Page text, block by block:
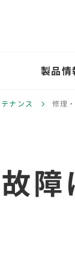
製品情
ナンス 修理
障